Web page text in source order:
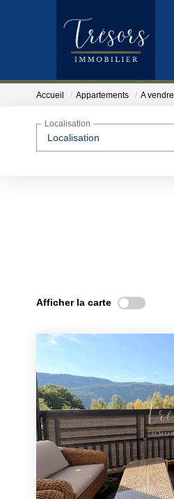
Accueil Appartements A vendre
Localisation
Localisation
Afficher la carte